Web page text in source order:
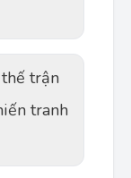
trận
tranh